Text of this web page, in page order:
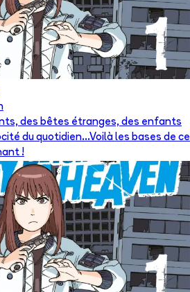
des bêtes étranges, des enfants
du quotidien…Voilà les bases de ce
!